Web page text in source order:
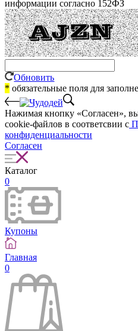
информации согласно 152ФЗ
Обновить
* обязательные поля для
Нажимая кнопку «Согласен», вы
cookie-файлов в соответсвии с
конфиденциальности
Согласен
Каталог
0
Купоны
Главная
0